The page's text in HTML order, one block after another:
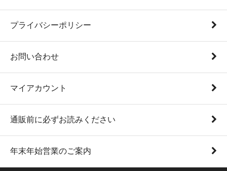
プライバシーポリシー
お問い合わせ
マイアカウント
通販前に必ずお読みください
年末年始営業のご案内